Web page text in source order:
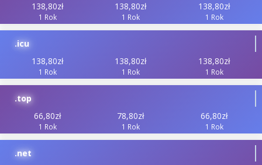
138,80zł
1 Rok
138,80zł
1 Rok
138,80zł
1 Rok
.icu
138,80zł
1 Rok
138,80zł
1 Rok
138,80zł
1 Rok
.top
66,80zł
1 Rok
78,80zł
1 Rok
66,80zł
1 Rok
.net